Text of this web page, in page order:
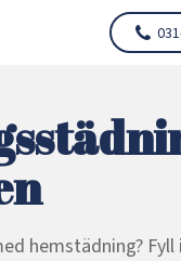
hemstädning? Fyll